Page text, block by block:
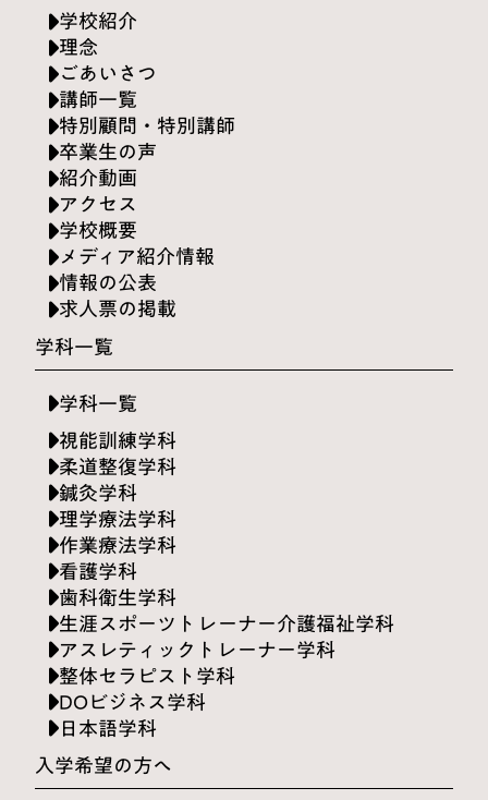
学校紹介
理念
ごあいさつ
講師一覧
特別顧問・特別講師
卒業生の声
紹介動画
アクセス
学校概要
メディア紹介情報
情報の公表
求人票の掲載
学科一覧
学科一覧
視能訓練学科
柔道整復学科
鍼灸学科
理学療法学科
作業療法学科
看護学科
歯科衛生学科
生涯スポーツトレーナー介護福祉学科
アスレティックトレーナー学科
整体セラピスト学科
DOビジネス学科
日本語学科
入学希望の方へ